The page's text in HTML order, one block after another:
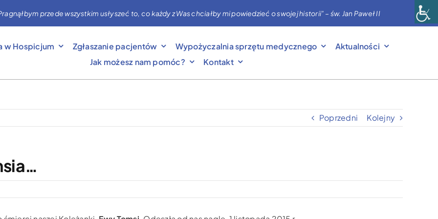
przede wszystkim usłyszeć to, co każdy z Was chciałby mi powiedzieć o swojej historii” – św. Jan Paweł II
w Hospicjum Zgłaszanie pacjentów Wypożyczalnia sprzętu medycznego
Aktualności
Jak możesz nam pomóc?
Kontakt
Poprzedni Kolejny